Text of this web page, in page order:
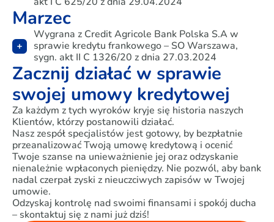
Marzec
Wygrana z Credit Agricole Bank Polska S.A w
sprawie kredytu frankowego – SO Warszawa,
sygn. akt II C 1326/20 z dnia 27.03.2024
Zacznij działać w sprawie
swojej umowy kredytowej
Za każdym z tych wyroków kryje się historia naszych
Klientów, którzy postanowili działać.
Nasz zespół specjalistów jest gotowy, by bezpłatnie
przeanalizować Twoją umowę kredytową i ocenić
Twoje szanse na unieważnienie jej oraz odzyskanie
nienależnie wpłaconych pieniędzy. Nie pozwól, aby bank
nadal czerpał zyski z nieuczciwych zapisów w Twojej
umowie.
Odzyskaj kontrolę nad swoimi finansami i spokój ducha
– skontaktuj się z nami już dziś!